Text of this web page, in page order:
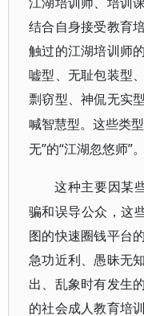
江湖培训师、 培训
结合自身接受教育
触过的江湖培训师
嘘型、无耻包装型
剽窃型、神侃无实
喊智慧型。这些类
无”的“江湖忽悠师”。
这种主要因某
骗和误导公众，这
图的快速圈钱平台
急功近利、愚昧无
出、乱象时有发生
的社会成人教育培